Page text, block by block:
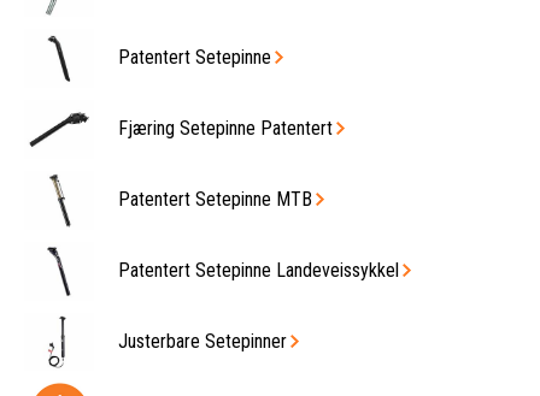
Patentert Setepinne
Fjæring Setepinne Patentert
Patentert Setepinne MTB
Patentert Setepinne Landeveissykkel
Justerbare Setepinner